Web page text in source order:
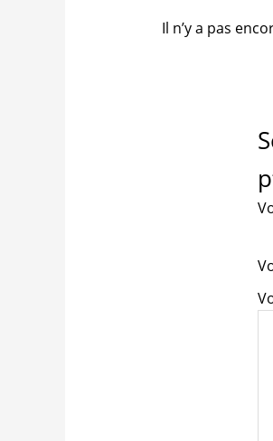
Il n’y a pas